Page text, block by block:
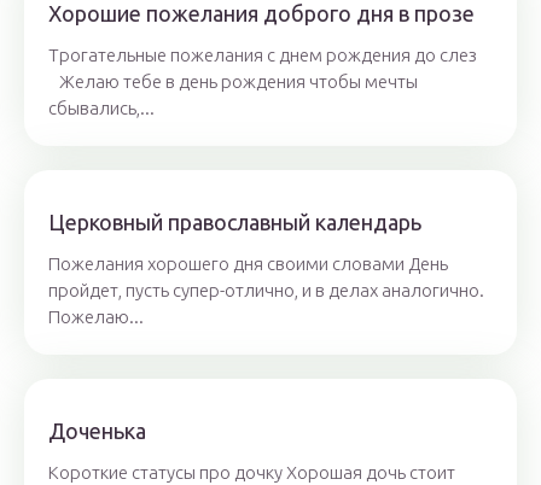
Хорошие пожелания доброго дня в прозе
Трогательные пожелания с днем рождения до слез
Желаю тебе в день рождения чтобы мечты
сбывались,...
Церковный православный календарь
Пожелания хорошего дня своими словами День
пройдет, пусть супер-отлично, и в делах аналогично.
Пожелаю...
Доченька
Короткие статусы про дочку Хорошая дочь стоит